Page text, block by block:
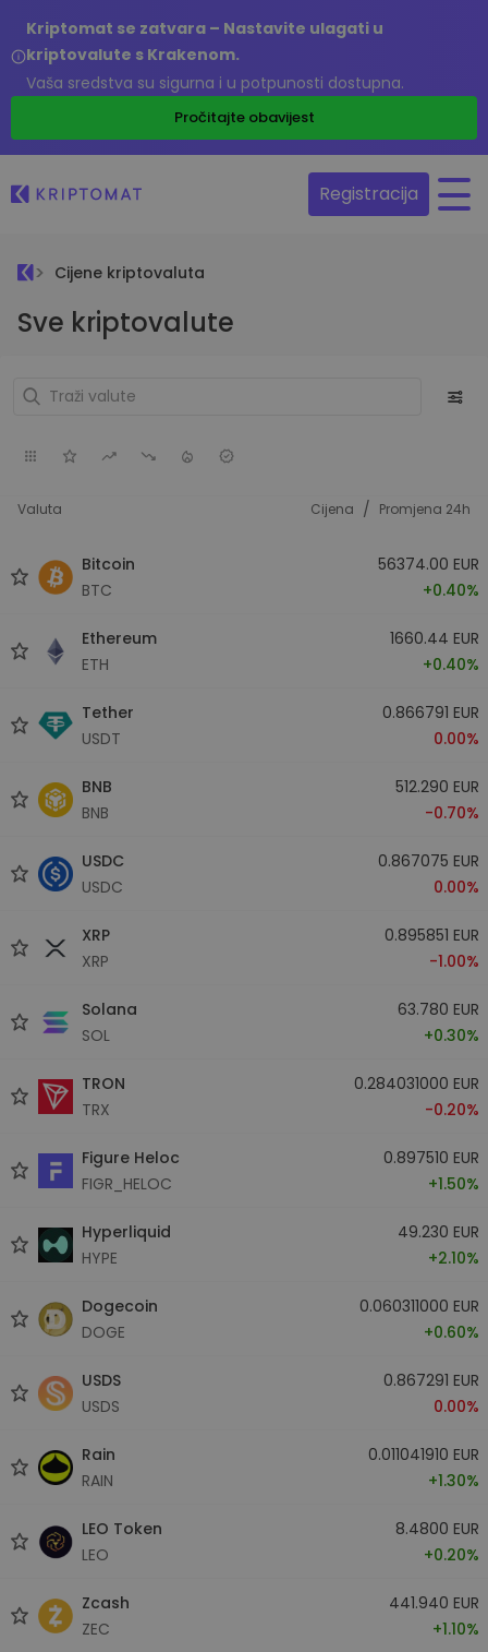
Kriptomat se zatvara – Nastavite ulagati u
kriptovalute s Krakenom.
Vaša sredstva su sigurna i u potpunosti dostupna.
Pročitajte obavijest
Registracija
Cijene kriptovaluta
Sve kriptovalute
Valuta Cijena / Promjena 24h
Bitcoin
BTC
56374.00 EUR
+0.40%
Ethereum
ETH
1660.44 EUR
+0.40%
Tether
USDT
0.866791 EUR
0.00%
BNB
BNB
512.290 EUR
-0.70%
USDC
USDC
0.867075 EUR
0.00%
XRP
XRP
0.895851 EUR
-1.00%
Solana
SOL
63.780 EUR
+0.30%
TRON
TRX
0.284031000 EUR
-0.20%
Figure Heloc
FIGR_HELOC
0.897510 EUR
+1.50%
Hyperliquid
HYPE
49.230 EUR
+2.10%
Dogecoin
DOGE
0.060311000 EUR
+0.60%
USDS
USDS
0.867291 EUR
0.00%
Rain
RAIN
0.011041910 EUR
+1.30%
LEO Token
LEO
8.4800 EUR
+0.20%
Zcash
ZEC
441.940 EUR
+1.10%